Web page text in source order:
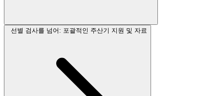
선별 검사를 넘어: 포괄적인 주산기 지원 및 자료